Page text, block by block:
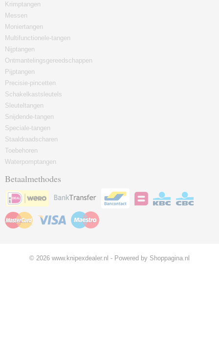
Krimptangen
Messen
Moniertangen
Multifunctionele-tangen
Nijptangen
Ontmantelingsgereedschappen
Pijptangen
Precisie-pincetten
Schakelkastsleutels
Sleuteltangen
Snijdende-tangen
Speciale-tangen
Staaldraadscharen
Toebehoren
Waterpomptangen
Betaalmethodes
© 2026 www.knipexdealer.nl - Powered by Shoppagina.nl